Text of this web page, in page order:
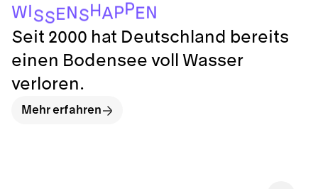
W SS E N SHA PP E N
Seit 2000 hat Deutschland bereits
einen Bodensee voll Wasser
verloren.
Mehr erfahren